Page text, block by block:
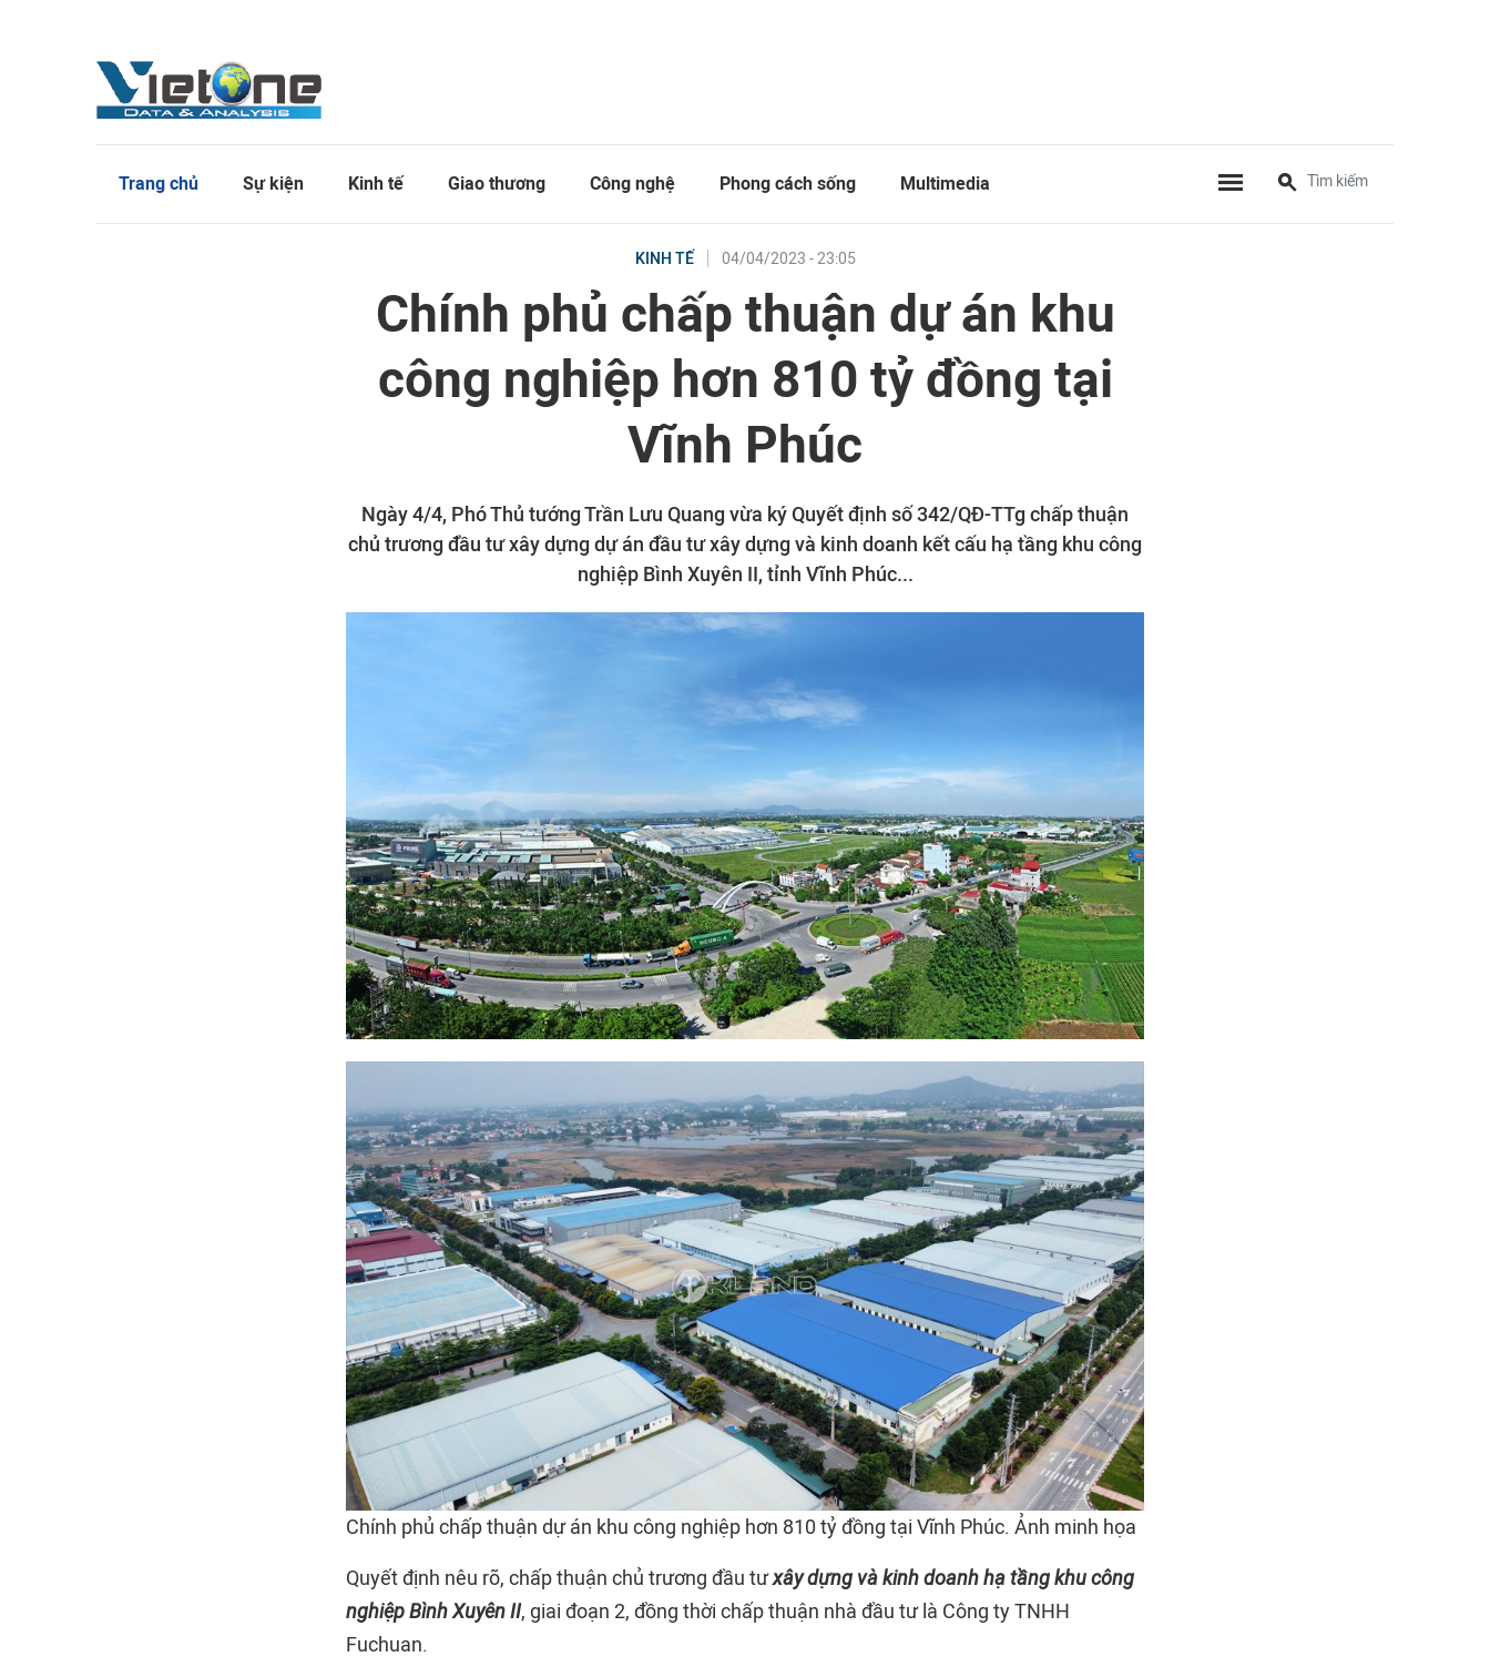
Trang chủ Sự kiện Kinh tế Giao thương Công nghệ Phong cách sống Multimedia
KINH TẾ 04/04/2023 - 23:05
Chính phủ chấp thuận dự án khu
công nghiệp hơn 810 tỷ đồng tại
Vĩnh Phúc
Ngày 4/4, Phó Thủ tướng Trần Lưu Quang vừa ký Quyết định số 342/QĐ-TTg chấp thuận
chủ trương đầu tư xây dựng dự án đầu tư xây dựng và kinh doanh kết cấu hạ tầng khu công
nghiệp Bình Xuyên II, tỉnh Vĩnh Phúc...
Chính phủ chấp thuận dự án khu công nghiệp hơn 810 tỷ đồng tại Vĩnh Phúc. Ảnh minh họa
Quyết định nêu rõ, chấp thuận chủ trương đầu tưxây dựng và kinh doanh hạ tầng khu công
nghiệp Bình Xuyên II, giai đoạn 2, đồng thời chấp thuận nhà đầu tư là Công ty TNHH
Fuchuan.